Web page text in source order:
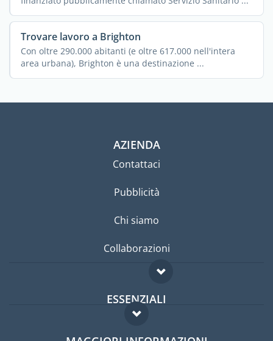
Trovare lavoro a Brighton
Con oltre 290.000 abitanti (e oltre 617.000 nell'intera
area urbana), Brighton è una destinazione ...
AZIENDA
Contattaci
Pubblicità
Chi siamo
Collaborazioni
ESSENZIALI
Forum per expat